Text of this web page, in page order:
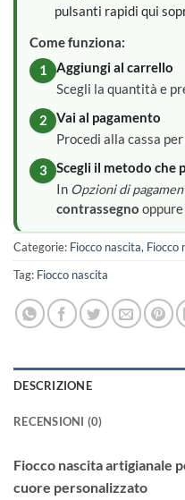
pulsanti rapidi qui
Come funziona:
1
Aggiungi al carrello
Scegli la quantità e
2
Vai al pagamento
Procedi alla cassa
3
Scegli il metodo che
In Opzioni di
contrassegno oppure
Categorie: Fiocco nascita, Fiocco
Tag: Fiocco nascita
DESCRIZIONE
RECENSIONI (0)
Fiocco nascita artigianale
cuore personalizzato